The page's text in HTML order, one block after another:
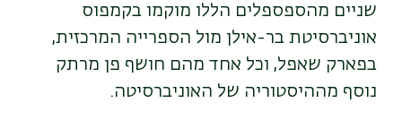
שניים מהספספלים הללו מוקמו בקמפוס
אוניברסיטת בר-אילן מול הספרייה המרכזית,
בפארק שאפל, וכל אחד מהם חושף פן מרתק
נוסף מההיסטוריה של האוניברסיטה.